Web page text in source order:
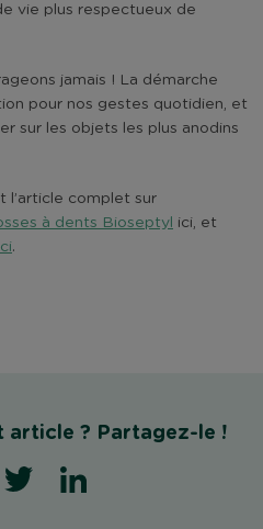
vie plus respectueux de
jamais ! La démarche
pour nos gestes quotidien, et
sur les objets les plus anodins
l’article complet sur
à dents Bioseptyl ici, et
.
article ? Partagez-le !